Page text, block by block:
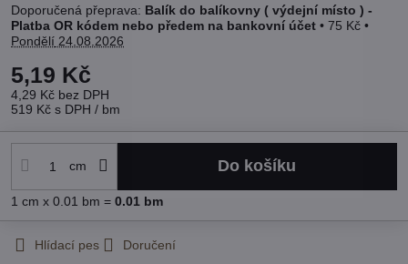
Balík do balíkovny ( výdejní místo ) -
Platba OR kódem nebo předem na bankovní účet • 75 Kč •
Pondělí 24.08.2026
5,19 Kč
4,29 Kč bez DPH
519 Kč s DPH / bm
cm Do košíku
1 cm x 0.01 bm = 0.01 bm
Hlídací pes Doručení